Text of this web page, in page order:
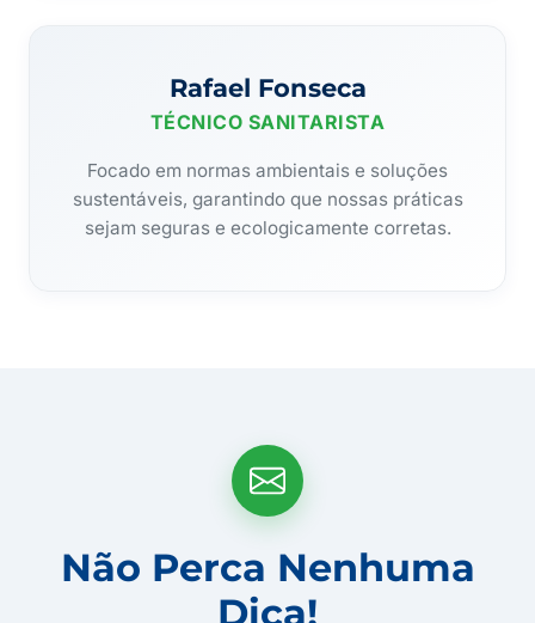
Rafael Fonseca
TÉCNICO SANITARISTA
Focado em normas ambientais e soluções
sustentáveis, garantindo que nossas práticas
sejam seguras e ecologicamente corretas.
Não Perca Nenhuma
Dica!